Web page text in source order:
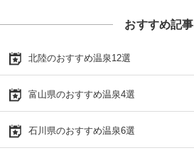
おすすめ記事
北陸のおすすめ温泉12選
富山県のおすすめ温泉4選
石川県のおすすめ温泉6選